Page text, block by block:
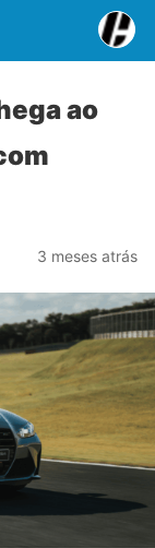
ao
3 meses atrás